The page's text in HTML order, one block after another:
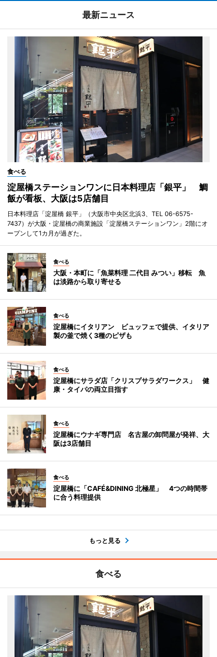
最新ニュース
食べる
淀屋橋ステーションワンに日本料理店「銀平」 鯛
飯が看板、大阪は5店舗目
日本料理店「淀屋橋 銀平」（大阪市中央区北浜3、TEL 06-6575-
7437）が大阪・淀屋橋の商業施設「淀屋橋ステーションワン」2階にオ
ープンして1カ月が過ぎた。
食べる
大阪・本町に「魚菜料理 二代目 みつい」移転 魚
は淡路から取り寄せる
食べる
淀屋橋にイタリアン ビュッフェで提供、イタリア
製の釜で焼く3種のピザも
食べる
淀屋橋にサラダ店「クリスプサラダワークス」 健
康・タイパの両立目指す
食べる
淀屋橋にウナギ専門店 名古屋の卸問屋が発祥、大
阪は3店舗目
食べる
淀屋橋に「CAFÉ&DINING 北極星」 4つの時間帯
に合う料理提供
もっと見る
食べる